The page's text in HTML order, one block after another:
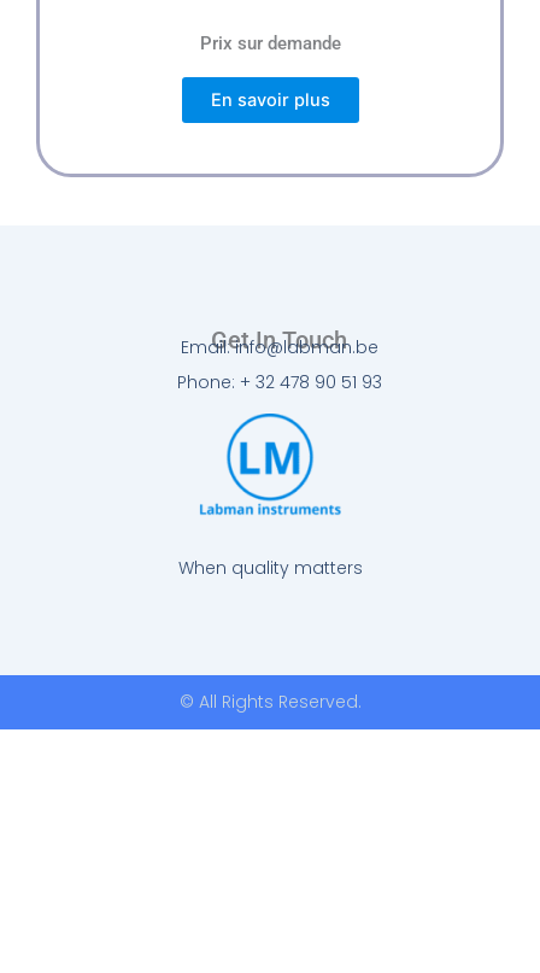
Prix sur demande
En savoir plus
When quality matters
Get In Touch
Email: info@labman.be
Phone: + 32 478 90 51 93
© All Rights Reserved.